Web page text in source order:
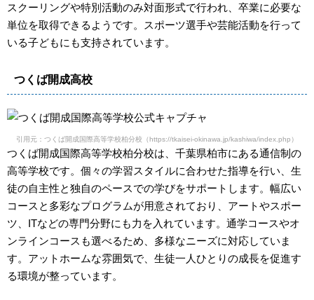
スクーリングや特別活動のみ対面形式で行われ、卒業に必要な
単位を取得できるようです。スポーツ選手や芸能活動を行って
いる子どもにも支持されています。
つくば開成高校
引用元：つくば開成国際高等学校柏分校（https://tkaisei-okinawa.jp/kashiwa/index.php）
つくば開成国際高等学校柏分校は、千葉県柏市にある通信制の
高等学校です。個々の学習スタイルに合わせた指導を行い、生
徒の自主性と独自のペースでの学びをサポートします。幅広い
コースと多彩なプログラムが用意されており、アートやスポー
ツ、ITなどの専門分野にも力を入れています。通学コースやオ
ンラインコースも選べるため、多様なニーズに対応していま
す。アットホームな雰囲気で、生徒一人ひとりの成長を促進す
る環境が整っています。